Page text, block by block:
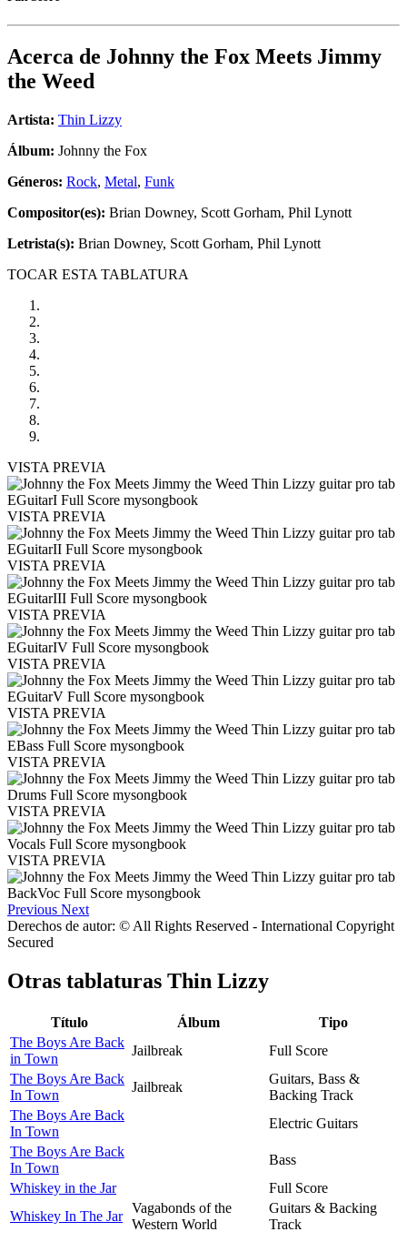
Acerca de Johnny the Fox Meets Jimmy
the Weed
Artista: Thin Lizzy
Álbum: Johnny the Fox
Géneros: Rock, Metal, Funk
Compositor(es): Brian Downey, Scott Gorham, Phil Lynott
Letrista(s): Brian Downey, Scott Gorham, Phil Lynott
TOCAR ESTA TABLATURA
VISTA PREVIA
VISTA PREVIA
VISTA PREVIA
VISTA PREVIA
VISTA PREVIA
VISTA PREVIA
VISTA PREVIA
VISTA PREVIA
VISTA PREVIA
Previous Next
Derechos de autor: © All Rights Reserved - International Copyright
Secured
Otras tablaturas Thin Lizzy
Título Álbum
Tipo
The Boys Are Back
in Town
Jailbreak
Full Score
The Boys Are Back
In Town
Jailbreak
Guitars, Bass &
Backing Track
The Boys Are Back
In Town
Electric Guitars
The Boys Are Back
In Town
Bass
Whiskey in the Jar
Full Score
Whiskey In The Jar
Vagabonds of the
Western World
Guitars & Backing
Track